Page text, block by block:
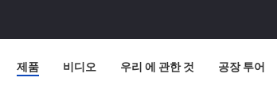
제품 비디오 우리 에 관한 것 공장 투어